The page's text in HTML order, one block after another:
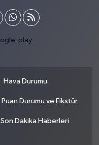
Hava Durumu
Puan Durumu ve Fikstür
Son Dakika Haberleri